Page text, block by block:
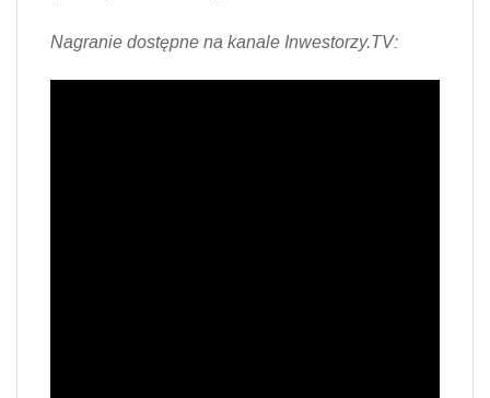
Nagranie dostępne na kanale Inwestorzy.TV: